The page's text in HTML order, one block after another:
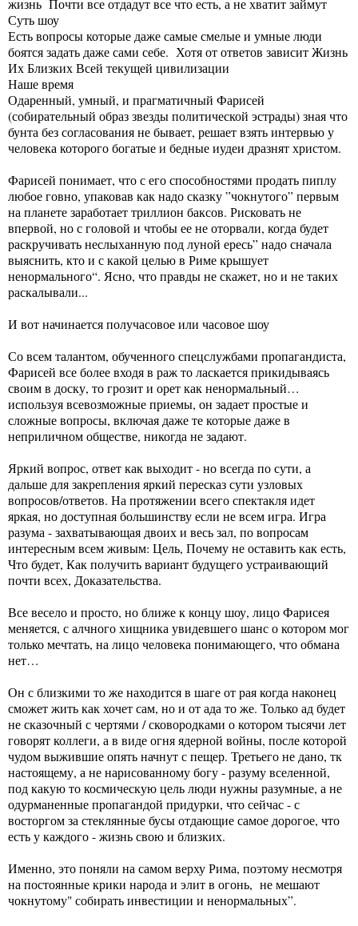
жизнь Почти все отдадут все что есть, а не хватит займут
Суть шоу
Есть вопросы которые даже самые смелые и умные люди
боятся задать даже сами себе. Хотя от ответов зависит Жизнь
Их Близких Всей текущей цивилизации
Наше время
Одаренный, умный, и прагматичный Фарисей
(собирательный образ звезды политической эстрады) зная что
бунта без согласования не бывает, решает взять интервью у
человека которого богатые и бедные иудеи дразнят христом.
Фарисей понимает, что с его способностями продать пиплу
любое говно, упаковав как надо сказку ”чокнутого” первым
на планете заработает триллион баксов. Рисковать не
впервой, но с головой и чтобы ее не оторвали, когда будет
раскручивать неслыханную под луной ересь” надо сначала
выяснить, кто и с какой целью в Риме крышует
ненормального“. Ясно, что правды не скажет, но и не таких
раскалывали...
И вот начинается получасовое или часовое шоу
Со всем талантом, обученного спецслужбами пропагандиста,
Фарисей все более входя в раж то ласкается прикидываясь
своим в доску, то грозит и орет как ненормальный…
используя всевозможные приемы, он задает простые и
сложные вопросы, включая даже те которые даже в
неприличном обществе, никогда не задают.
Яркий вопрос, ответ как выходит - но всегда по сути, а
дальше для закрепления яркий пересказ сути узловых
вопросов/ответов. На протяжении всего спектакля идет
яркая, но доступная большинству если не всем игра. Игра
разума - захватывающая двоих и весь зал, по вопросам
интересным всем живым: Цель, Почему не оставить как есть,
Что будет, Как получить вариант будущего устраивающий
почти всех, Доказательства.
Все весело и просто, но ближе к концу шоу, лицо Фарисея
меняется, с алчного хищника увидевшего шанс о котором мог
только мечтать, на лицо человека понимающего, что обмана
нет…
Он с близкими то же находится в шаге от рая когда наконец
сможет жить как хочет сам, но и от ада то же. Только ад будет
не сказочный с чертями / сковородками о котором тысячи лет
говорят коллеги, а в виде огня ядерной войны, после которой
чудом выжившие опять начнут с пещер. Третьего не дано, тк
настоящему, а не нарисованному богу - разуму вселенной,
под какую то космическую цель люди нужны разумные, а не
одурманенные пропагандой придурки, что сейчас - с
восторгом за стеклянные бусы отдающие самое дорогое, что
есть у каждого - жизнь свою и близких.
Именно, это поняли на самом верху Рима, поэтому несмотря
на постоянные крики народа и элит в огонь, не мешают
чокнутому" собирать инвестиции и ненормальных”.